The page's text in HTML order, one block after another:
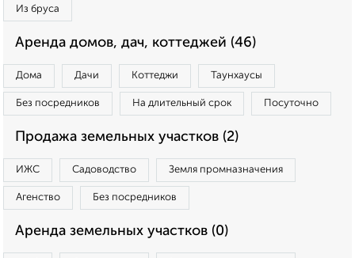
Из бруса
Аренда домов, дач, коттеджей (46)
Дома Дачи Коттеджи Таунхаусы
Без посредников На длительный срок Посуточно
Продажа земельных участков (2)
ИЖС Садоводство Земля промназначения
Агенство Без посредников
Аренда земельных участков (0)